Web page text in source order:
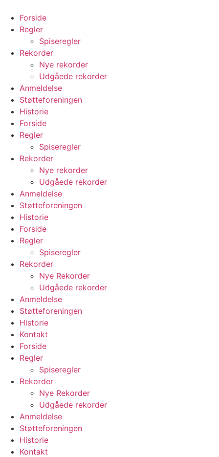
indhold
Forside
Regler
Spiseregler
Rekorder
Nye rekorder
Udgåede rekorder
Anmeldelse
Støtteforeningen
Historie
Forside
Regler
Spiseregler
Rekorder
Nye rekorder
Udgåede rekorder
Anmeldelse
Støtteforeningen
Historie
Forside
Regler
Spiseregler
Rekorder
Nye Rekorder
Udgåede rekorder
Anmeldelse
Støtteforeningen
Historie
Kontakt
Forside
Regler
Spiseregler
Rekorder
Nye Rekorder
Udgåede rekorder
Anmeldelse
Støtteforeningen
Historie
Kontakt